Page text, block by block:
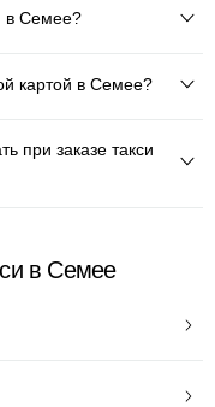
в Семее?
картой в Семее?
при заказе такси
в Семее